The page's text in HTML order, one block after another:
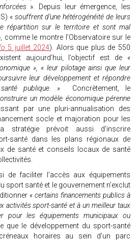
». Depuis leur émergence, les
« souffrent d’une hétérogénéité de leurs
répartition sur le territoire et sont mal
comme le montre l’Observatoire sur le
5 juillet 2024). Alors que plus de 550
aujourd’hui, l’objectif est de «
», « leur pilotage ainsi que leur
leur développement et répondre
publique. »
Concrètement, le
un modèle économique pérenne
par une pluri-annualisation des
socle et majoration pour les
stratégie prévoit aussi d'inscrire
santé dans les plans régionaux de
de santé et conseils locaux de santé
de faciliter l’accès aux équipements
sport santé et le gouvernement n’exclut
« certains financements publics à
activités sport-santé et à un meilleur taux
pour les équipements municipaux ou
que le développement du sport-santé
horaires au sein d’un parc